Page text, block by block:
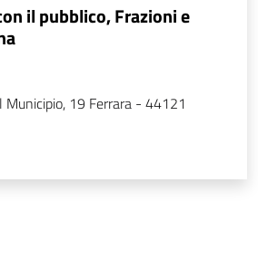
il pubblico, Frazioni e
Municipio, 19 Ferrara - 44121